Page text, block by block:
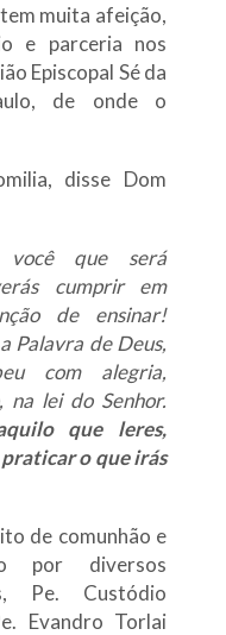
muita afeição,
e parceria nos
Episcopal Sé da
de onde o
disse Dom
você que será
cumprir em
de ensinar!
Palavra de Deus,
com alegria,
lei do Senhor.
que leres,
o que irás
de comunhão e
por diversos
Pe. Custódio
Evandro Torlai